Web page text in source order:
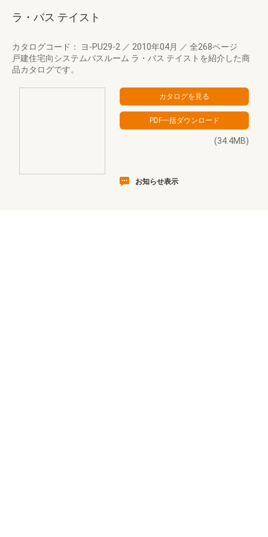
ラ・バス テイスト
カタログコード： ヨ-PU29-2 ／ 2010年04月 ／ 全268ページ
戸建住宅向システムバスルーム ラ・バス テイストを紹介した商
品カタログです。
(34.4MB)
お知らせ表示